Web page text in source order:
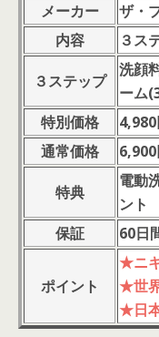
メーカー
ザ・
内容
３ス
３ステップ
洗顔
ーム
特別価格
通常価格
特典
電動
ント
保証
60日
ポイント
★ニ
★世
★日